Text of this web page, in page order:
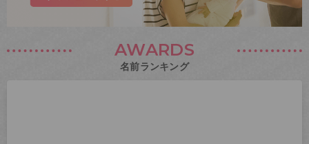
AWARDS
名前ランキング